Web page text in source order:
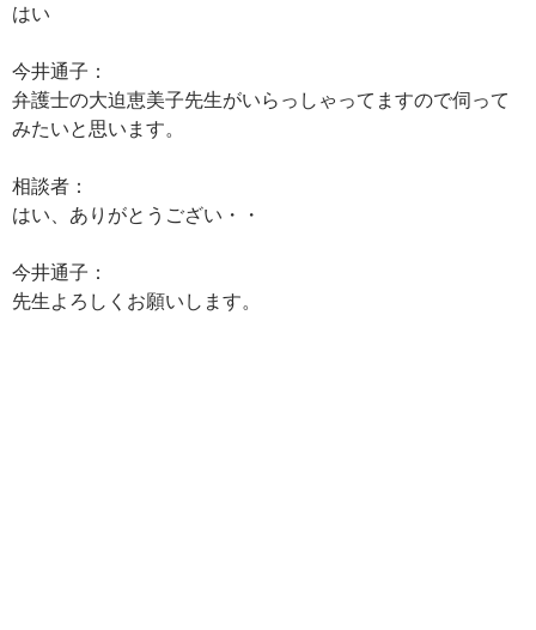
はい
今井通子：
弁護士の大迫恵美子先生がいらっしゃってますので伺って
みたいと思います。
相談者：
はい、ありがとうござい・・
今井通子：
先生よろしくお願いします。